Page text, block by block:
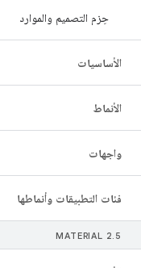
حِزم التصميم والموارد
الأساسيات
الأنماط
واجهات
فئات التطبيقات وأنماطها
MATERIAL 2. 5